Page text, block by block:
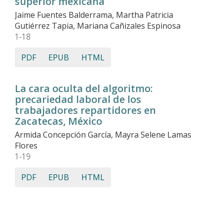
Jaime Fuentes Balderrama, Martha Patricia
Gutiérrez Tapia, Mariana Cañizales Espinosa
1-18
PDF
EPUB HTML
La cara oculta del algoritmo:
precariedad laboral de los
trabajadores repartidores en
Zacatecas, México
Armida Concepción García, Mayra Selene Lamas
Flores
1-19
PDF
EPUB HTML